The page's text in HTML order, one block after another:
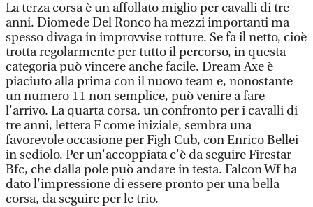
La terza corsa è un affollato miglio per cavalli di tre
anni. Diomede Del Ronco ha mezzi importanti ma
spesso divaga in improvvise rotture. Se fa il netto, cioè
trotta regolarmente per tutto il percorso, in questa
categoria può vincere anche facile. Dream Axe è
piaciuto alla prima con il nuovo team e, nonostante
un numero 11 non semplice, può venire a fare
l'arrivo. La quarta corsa, un confronto per i cavalli di
tre anni, lettera F come iniziale, sembra una
favorevole occasione per Figh Cub, con Enrico Bellei
in sediolo. Per un'accoppiata c'è da seguire Firestar
Bfc, che dalla pole può andare in testa. Falcon Wf ha
dato l'impressione di essere pronto per una bella
corsa, da seguire per le trio.